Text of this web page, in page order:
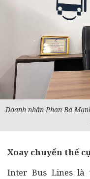
Doanh nhânPhan Bá
Xoay chuyển thế
Inter Bus Lines là